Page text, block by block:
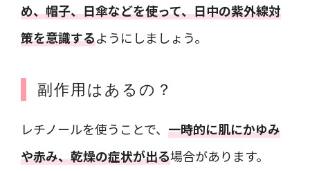
め、帽子、日傘などを使って、日中の紫外線対
策を意識するようにしましょう。
副作用はあるの？
レチノールを使うことで、 一時的に肌にかゆみ
や赤み、乾燥の症状が出る場合があります。